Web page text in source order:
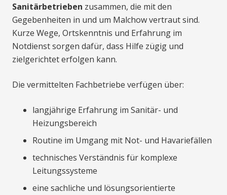
Sanitärbetrieben zusammen, die mit den
Gegebenheiten in und um Malchow vertraut sind.
Kurze Wege, Ortskenntnis und Erfahrung im
Notdienst sorgen dafür, dass Hilfe zügig und
zielgerichtet erfolgen kann.
Die vermittelten Fachbetriebe verfügen über:
langjährige Erfahrung im Sanitär- und
Heizungsbereich
Routine im Umgang mit Not- und Havariefällen
technisches Verständnis für komplexe
Leitungssysteme
eine sachliche und lösungsorientierte